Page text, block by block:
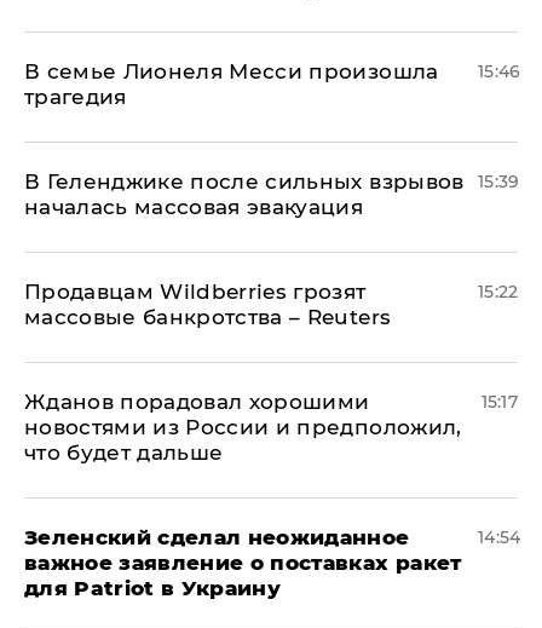
В семье Лионеля Месси произошла
трагедия
15:46
В Геленджике после сильных взрывов
началась массовая эвакуация
15:39
Продавцам Wildberries грозят
массовые банкротства – Reuters
15:22
Жданов порадовал хорошими
новостями из России и предположил,
что будет дальше
15:17
Зеленский сделал неожиданное
важное заявление о поставках ракет
для Patriot в Украину
14:54